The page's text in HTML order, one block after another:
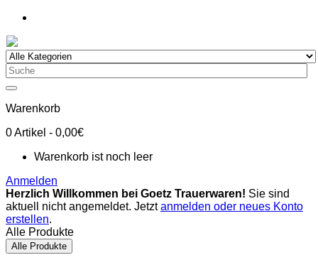
Warenkorb
0Artikel - 0,00€
Warenkorb ist noch leer
Anmelden
Herzlich Willkommen bei Goetz Trauerwaren! Sie sind
aktuell nicht angemeldet. Jetztanmelden oder neues Konto
erstellen.
Alle Produkte
Alle Produkte